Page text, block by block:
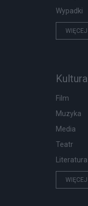
Wypadki
WIĘCEJ
Kultura
Film
Muzyka
Media
Teatr
Literatura
WIĘCEJ